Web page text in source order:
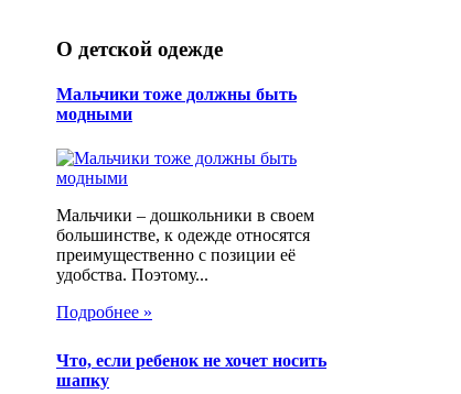
О детской одежде
Мальчики тоже должны быть
модными
Мальчики – дошкольники в своем
большинстве, к одежде относятся
преимущественно с позиции её
удобства. Поэтому...
Подробнее »
Что, если ребенок не хочет носить
шапку